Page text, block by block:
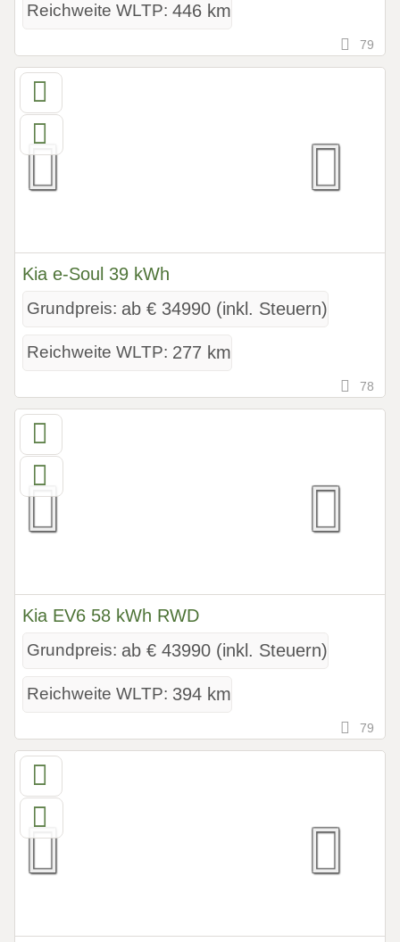
Reichweite WLTP: 446 km
79
Kia e-Soul 39 kWh
Grundpreis: ab € 34990 (inkl. Steuern)
Reichweite WLTP: 277 km
78
Kia EV6 58 kWh RWD
Grundpreis: ab € 43990 (inkl. Steuern)
Reichweite WLTP: 394 km
79